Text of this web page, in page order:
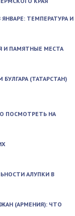
ТЕМПЕРАТУРА И
И ПАМЯТНЫЕ МЕСТА
(ТАТАРСТАН)
ПОСМОТРЕТЬ НА
АЛУПКИ В
(АРМЕНИЯ): ЧТО